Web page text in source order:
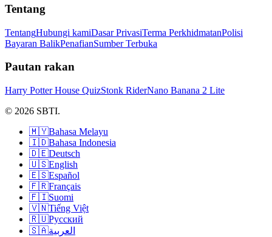
Tentang
TentangHubungi kamiDasar PrivasiTerma PerkhidmatanPolisi
Bayaran BalikPenafianSumber Terbuka
Pautan rakan
Harry Potter House QuizStonk RiderNano Banana 2 Lite
© 2026 SBTI.
🇲🇾Bahasa Melayu
🇮🇩Bahasa Indonesia
🇩🇪Deutsch
🇺🇸English
🇪🇸Español
🇫🇷Français
🇫🇮Suomi
🇻🇳Tiếng Việt
🇷🇺Русский
🇸🇦العربية